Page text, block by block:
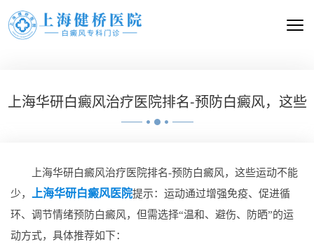
上海华研白癜风治疗医院排名-预防白癜风，这些
上海华研白癜风治疗医院排名-预防白癜风，这些运动不能
少，
上海华研白癜风医院提示：运动通过增强免疫、促进循
环、调节情绪预防白癜风，但需选择“温和、避伤、防晒”的运
动方式，具体推荐如下：